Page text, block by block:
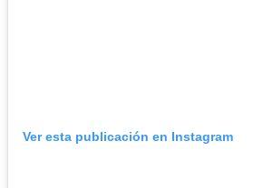
Ver esta publicación en Instagram